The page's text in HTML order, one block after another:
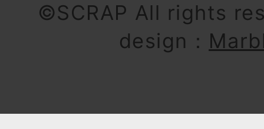
©SCRAP All rights
design：